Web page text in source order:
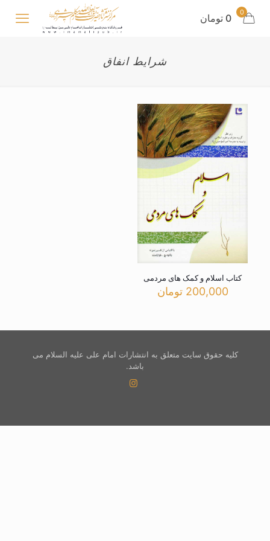
0 0 تومان
شرایط انفاق
کتاب اسلام و کمک های مردمی
200,000 تومان
کلیه حقوق سایت متعلق به انتشارات امام علی علیه السلام می
باشد.